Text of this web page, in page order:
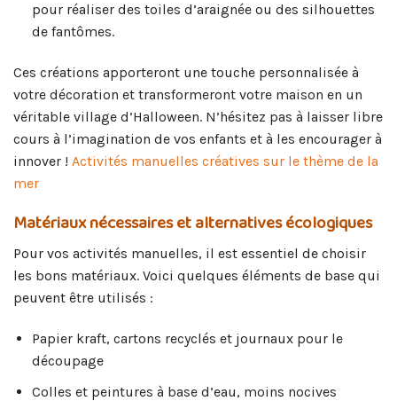
pour réaliser des toiles d’araignée ou des silhouettes
de fantômes.
Ces créations apporteront une touche personnalisée à
votre décoration et transformeront votre maison en un
véritable village d’Halloween. N’hésitez pas à laisser libre
cours à l’imagination de vos enfants et à les encourager à
innover ! Activités manuelles créatives sur le thème de la
mer
Matériaux nécessaires et alternatives écologiques
Pour vos activités manuelles, il est essentiel de choisir
les bons matériaux. Voici quelques éléments de base qui
peuvent être utilisés :
Papier kraft, cartons recyclés et journaux pour le
découpage
Colles et peintures à base d’eau, moins nocives